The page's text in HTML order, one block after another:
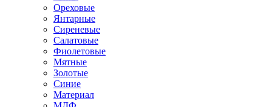
Ореховые
Янтарные
Сиреневые
Салатовые
Фиолетовые
Мятные
Золотые
Синие
Материал